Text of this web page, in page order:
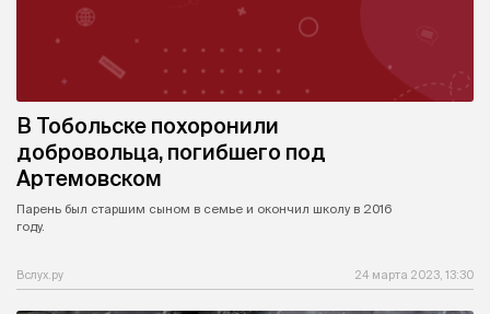
В Тобольске похоронили
добровольца, погибшего под
Артемовском
Парень был старшим сыном в семье и окончил школу в 2016
году.
Вслух.ру 24 марта 2023, 13:30